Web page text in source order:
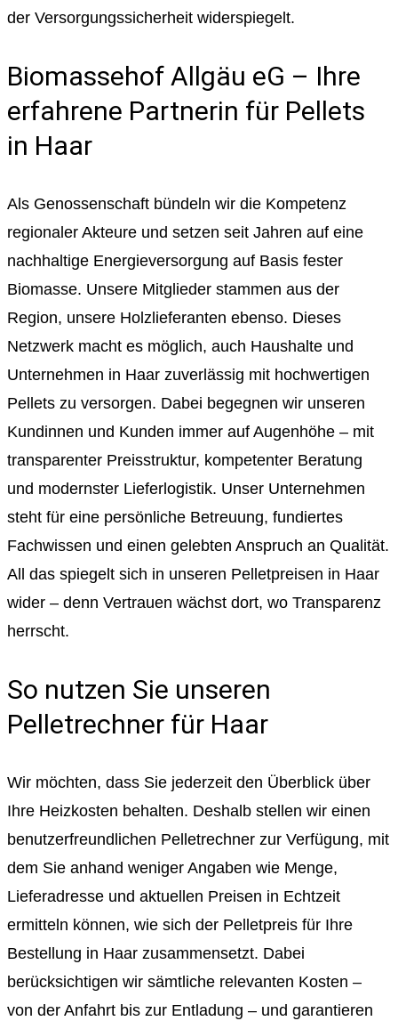
der Versorgungssicherheit widerspiegelt.
Biomassehof Allgäu eG – Ihre
erfahrene Partnerin für Pellets
in Haar
Als Genossenschaft bündeln wir die Kompetenz
regionaler Akteure und setzen seit Jahren auf eine
nachhaltige Energieversorgung auf Basis fester
Biomasse. Unsere Mitglieder stammen aus der
Region, unsere Holzlieferanten ebenso. Dieses
Netzwerk macht es möglich, auch Haushalte und
Unternehmen in Haar zuverlässig mit hochwertigen
Pellets zu versorgen. Dabei begegnen wir unseren
Kundinnen und Kunden immer auf Augenhöhe – mit
transparenter Preisstruktur, kompetenter Beratung
und modernster Lieferlogistik. Unser Unternehmen
steht für eine persönliche Betreuung, fundiertes
Fachwissen und einen gelebten Anspruch an Qualität.
All das spiegelt sich in unseren Pelletpreisen in Haar
wider – denn Vertrauen wächst dort, wo Transparenz
herrscht.
So nutzen Sie unseren
Pelletrechner für Haar
Wir möchten, dass Sie jederzeit den Überblick über
Ihre Heizkosten behalten. Deshalb stellen wir einen
benutzerfreundlichen Pelletrechner zur Verfügung, mit
dem Sie anhand weniger Angaben wie Menge,
Lieferadresse und aktuellen Preisen in Echtzeit
ermitteln können, wie sich der Pelletpreis für Ihre
Bestellung in Haar zusammensetzt. Dabei
berücksichtigen wir sämtliche relevanten Kosten –
von der Anfahrt bis zur Entladung – und garantieren